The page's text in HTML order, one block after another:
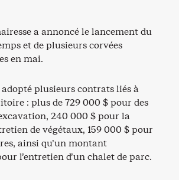
a annoncé le lancement du
et de plusieurs corvées
en mai.
adopté plusieurs contrats liés à
: plus de 729 000 $ pour des
240 000 $ pour la
de végétaux, 159 000 $ pour
ainsi qu’un montant
l’entretien d’un chalet de parc.